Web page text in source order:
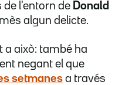
l'entorn de Donald
algun delicte.
a això: també ha
negant el que
setmanes a través